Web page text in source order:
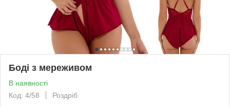
Боді з мереживом
В наявності
Код: 4/58
Роздріб